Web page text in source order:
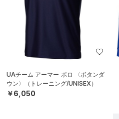
UAチーム アーマー ポロ 〈ボタンダ
ウン〉（トレーニング/UNISEX）
￥6,050